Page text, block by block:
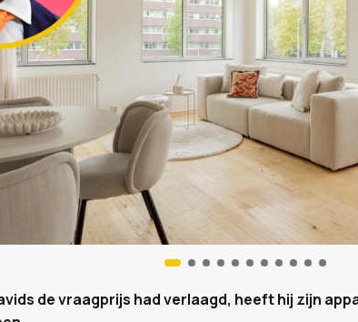
de vraagprijs had verlaagd, heeft hij zijn